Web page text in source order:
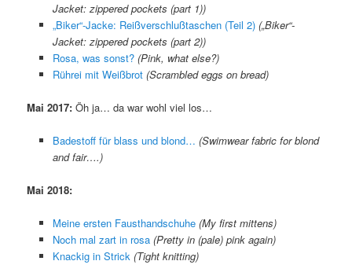
Jacket: zippered pockets (part 1))
„Biker“-Jacke: Reißverschlußtaschen (Teil 2) („Biker“-
Jacket: zippered pockets (part 2))
Rosa, was sonst? (Pink, what else?)
Rührei mit Weißbrot (Scrambled eggs on bread)
Mai 2017: Öh ja… da war wohl viel los…
Badestoff für blass und blond… (Swimwear fabric for blond
and fair….)
Mai 2018:
Meine ersten Fausthandschuhe (My first mittens)
Noch mal zart in rosa (Pretty in (pale) pink again)
Knackig in Strick (Tight knitting)